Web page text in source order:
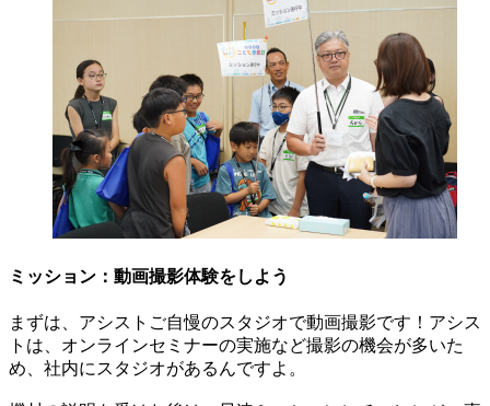
ミッション：動画撮影体験をしよう
まずは、アシストご自慢のスタジオで動画撮影です！アシス
トは、オンラインセミナーの実施など撮影の機会が多いた
め、社内にスタジオがあるんですよ。